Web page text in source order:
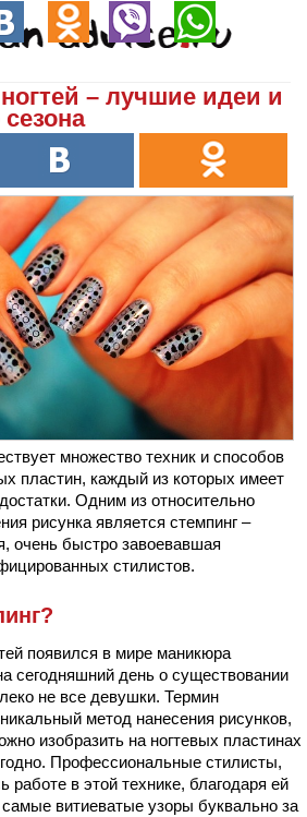
– лучшие идеи и
множество техник и способов
пластин, каждый из которых имеет
Одним из относительно
рисунка является стемпинг –
очень быстро завоевавшая
стилистов.
появился в мире маникюра
сегодняшний день о существовании
не все девушки. Термин
метод нанесения рисунков,
изобразить на ногтевых пластинах
Профессиональные стилисты,
работе в этой технике, благодаря ей
самые витиеватые узоры буквально за